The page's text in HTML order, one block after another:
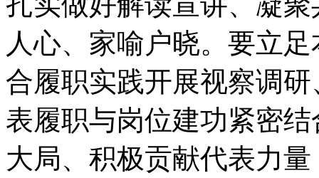
人心、家喻户晓。 要立足
合履职实践开展视察调
表履职与岗位建功紧密结
大局、积极贡献代表力量